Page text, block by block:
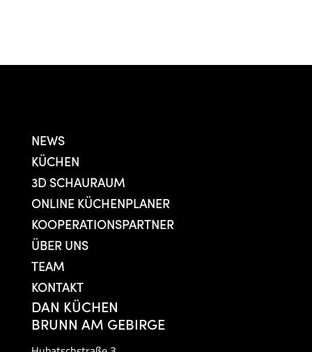
NEWS
KÜCHEN
3D SCHAURAUM
ONLINE KÜCHENPLANER
KOOPERATIONSPARTNER
ÜBER UNS
TEAM
KONTAKT
DAN KÜCHEN
BRUNN AM GEBIRGE